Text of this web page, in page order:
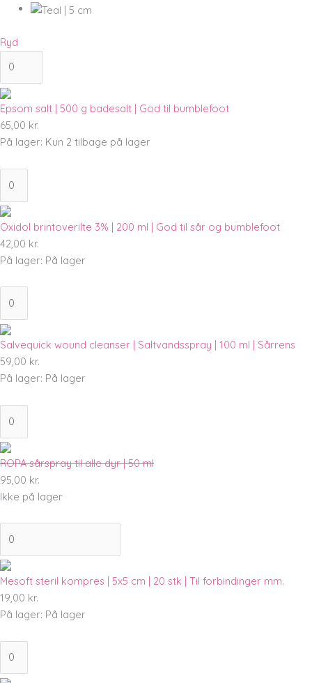
Ryd
Epsom salt | 500 g badesalt | God til bumblefoot
65,00 kr.
På lager: Kun 2 tilbage på lager
Oxidol brintoverilte 3% | 200 ml | God til sår og bumblefoot
42,00 kr.
På lager: På lager
Salvequick wound cleanser | Saltvandsspray | 100 ml | Sårrens
59,00 kr.
På lager: På lager
ROPA sårspray til alle dyr | 50 ml
95,00 kr.
Ikke på lager
Mesoft steril kompres | 5x5 cm | 20 stk | Til forbindinger mm.
19,00 kr.
På lager: På lager